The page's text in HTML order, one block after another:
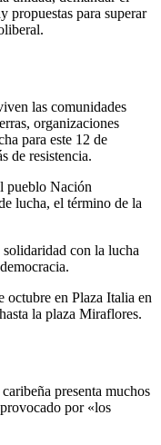
propuestas para superar
las comunidades
organizaciones
para este 12 de
de resistencia.
pueblo Nación
lucha, el término de la
solidaridad con la lucha
octubre en Plaza Italia en
la plaza Miraflores.
presenta muchos
por «los